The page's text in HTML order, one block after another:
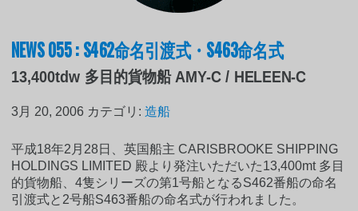
NEWS 055 : S462命名引渡式・S463命名式
13,400tdw 多目的貨物船 AMY-C / HELEEN-C
3月 20, 2006 カテゴリ:造船
平成18年2月28日、英国船主 CARISBROOKE SHIPPING
HOLDINGS LIMITED 殿より発注いただいた13,400mt 多目
的貨物船、4隻シリーズの第1号船となるS462番船の命名
引渡式と2号船S463番船の命名式が行われました。